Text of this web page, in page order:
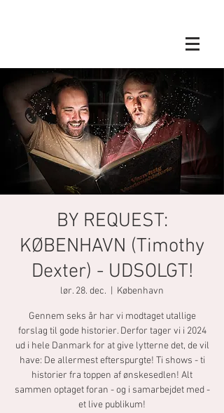
BY REQUEST:
KØBENHAVN (Timothy
Dexter) - UDSOLGT!
lør. 28. dec. København
Gennem seks år har vi modtaget utallige
forslag til gode historier. Derfor tager vi i 2024
ud i hele Danmark for at give lytterne det, de vil
have: De allermest efterspurgte! Ti shows - ti
historier fra toppen af ønskesedlen! Alt
sammen optaget foran - og i samarbejdet med -
et live publikum!